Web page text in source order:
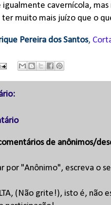
cavernícola,
muito mais juízo que o
Pereira dos Santos,
de anônimos/
por "Anônimo", escreva o
(Não grite!), isto é, não